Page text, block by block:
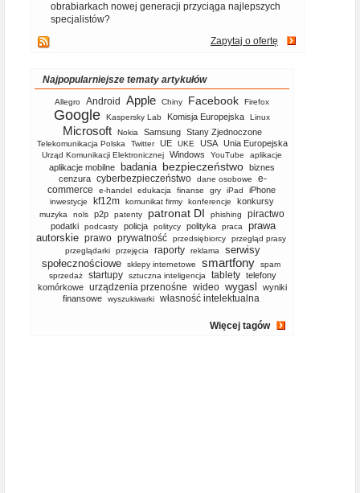
obrabiarkach nowej generacji przyciąga najlepszych
specjalistów?
Zapytaj o ofertę
Najpopularniejsze tematy artykułów
Allegro Android Apple Chiny Facebook Firefox
Google Kaspersky Lab Komisja Europejska Linux
Microsoft Nokia Samsung Stany Zjednoczone
Telekomunikacja Polska Twitter UE UKE USA Unia Europejska
Urząd Komunikacji Elektronicznej Windows YouTube aplikacje
aplikacje mobilne badania bezpieczeństwo biznes
cenzura cyberbezpieczeństwo dane osobowe
e-
commerce
e-handel edukacja finanse gry iPad iPhone
inwestycje kf12m komunikat firmy konferencje konkursy
muzyka nols p2p patenty patronat DI phishing piractwo
podatki podcasty policja politycy polityka praca
prawa
autorskie prawo prywatność przedsiębiorcy
przegląd prasy
przeglądarki
przejęcia raporty reklama
serwisy
społecznościowe
sklepy internetowe smartfony
spam
sprzedaż
startupy sztuczna inteligencja tablety telefony
komórkowe
urządzenia przenośne wideo wygasl
wyniki
finansowe
wyszukiwarki własność intelektualna
Więcej tagów